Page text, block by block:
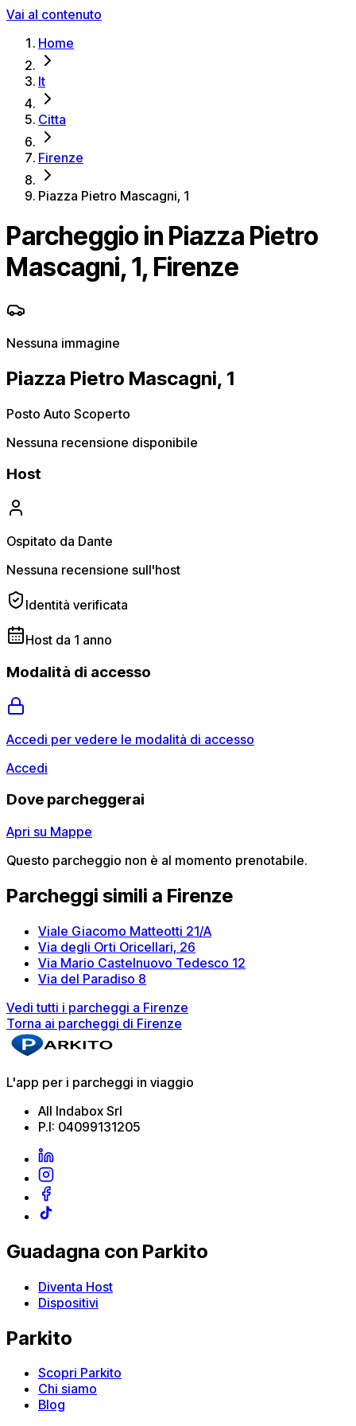
Vai al contenuto
Home
It
Citta
Firenze
Piazza Pietro Mascagni, 1
Parcheggio in Piazza Pietro
Mascagni, 1, Firenze
Nessuna immagine
Piazza Pietro Mascagni, 1
Posto Auto Scoperto
Nessuna recensione disponibile
Host
Ospitato da Dante
Nessuna recensione sull'host
Identità verificata
Host da 1 anno
Modalità di accesso
Accedi per vedere le modalità di accesso
Accedi
Dove parcheggerai
Apri su Mappe
Questo parcheggio non è al momento prenotabile.
Parcheggi simili a Firenze
Viale Giacomo Matteotti 21/A
Via degli Orti Oricellari, 26
Via Mario Castelnuovo Tedesco 12
Via del Paradiso 8
Vedi tutti i parcheggi a Firenze
Torna ai parcheggi di Firenze
L'app per i parcheggi in viaggio
All Indabox Srl
P.I: 04099131205
Guadagna con Parkito
Diventa Host
Dispositivi
Parkito
Scopri Parkito
Chi siamo
Blog